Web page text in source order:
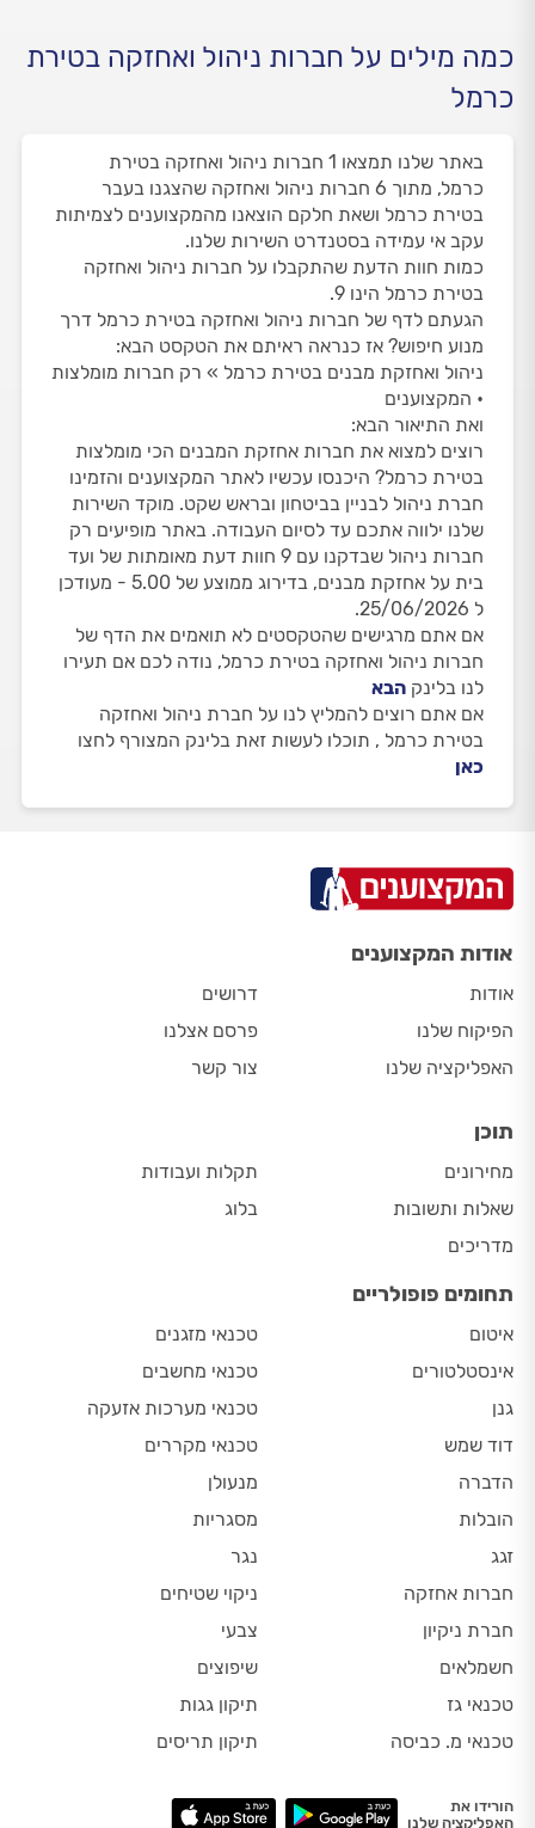
כמה מילים על חברות ניהול ואחזקה בטירת
כרמל
באתר שלנו תמצאו 1 חברות ניהול ואחזקה בטירת
כרמל, מתוך 6 חברות ניהול ואחזקה שהצגנו בעבר
בטירת כרמל ושאת חלקם הוצאנו מהמקצוענים לצמיתות
עקב אי עמידה בסטנדרט השירות שלנו.
כמות חוות הדעת שהתקבלו על חברות ניהול ואחזקה
בטירת כרמל הינו 9.
הגעתם לדף של חברות ניהול ואחזקה בטירת כרמל דרך
מנוע חיפוש? אז כנראה ראיתם את הטקסט הבא:
ניהול ואחזקת מבנים בטירת כרמל » רק חברות מומלצות
• המקצוענים
ואת התיאור הבא:
רוצים למצוא את חברות אחזקת המבנים הכי מומלצות
בטירת כרמל? היכנסו עכשיו לאתר המקצוענים והזמינו
חברת ניהול לבניין בביטחון ובראש שקט. מוקד השירות
שלנו ילווה אתכם עד לסיום העבודה. באתר מופיעים רק
חברות ניהול שבדקנו עם 9 חוות דעת מאומתות של ועד
בית על אחזקת מבנים, בדירוג ממוצע של 5.00 - מעודכן
ל 25/06/2026.
אם אתם מרגישים שהטקסטים לא תואמים את הדף של
חברות ניהול ואחזקה בטירת כרמל, נודה לכם אם תעירו
לנו בלינק הבא
אם אתם רוצים להמליץ לנו על חברת ניהול ואחזקה
בטירת כרמל , תוכלו לעשות זאת בלינק המצורף לחצו
כאן
אודות המקצוענים
אודות
הפיקוח שלנו
האפליקציה שלנו
דרושים
פרסם אצלנו
צור קשר
תוכן
מחירונים
שאלות ותשובות
מדריכים
תקלות ועבודות
בלוג
תחומים פופולריים
איטום
אינסטלטורים
גנן
דוד שמש
הדברה
הובלות
זגג
חברות אחזקה
חברת ניקיון
חשמלאים
טכנאי גז
טכנאי מ. כביסה
טכנאי מזגנים
טכנאי מחשבים
טכנאי מערכות אזעקה
טכנאי מקררים
מנעולן
מסגריות
נגר
ניקוי שטיחים
צבעי
שיפוצים
תיקון גגות
תיקון תריסים
הורידו את
האפליקציה שלנו